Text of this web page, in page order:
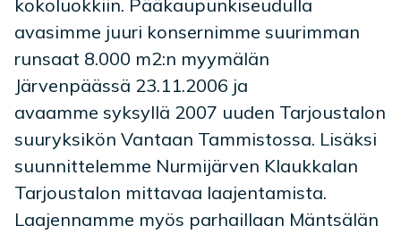
kokoluokkiin. Pääkaupunkiseudulla
avasimme juuri konsernimme suurimman
runsaat 8.000 m2:n myymälän
Järvenpäässä 23.11.2006 ja
avaamme syksyllä 2007 uuden Tarjoustalon
suuryksikön Vantaan Tammistossa. Lisäksi
suunnittelemme Nurmijärven Klaukkalan
Tarjoustalon mittavaa laajentamista.
Laajennamme myös parhaillaan Mäntsälän